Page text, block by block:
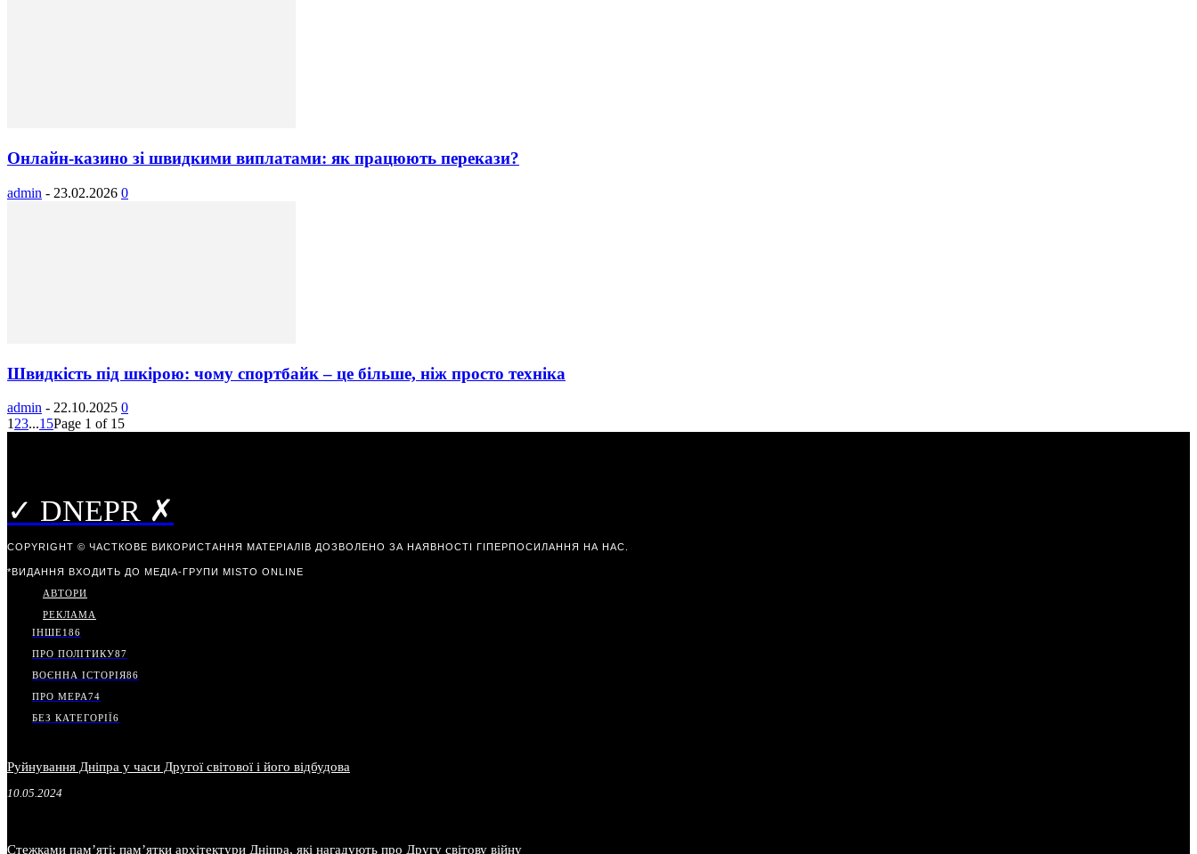
Онлайн-казино зі швидкими виплатами: як працюють перекази?
admin - 23.02.2026 0
Швидкість під шкірою: чому спортбайк – це більше, ніж просто техніка
admin - 22.10.2025 0
1 23...15Page 1 of 15
✓ DNEPR ✗
COPYRIGHT © ЧАСТКОВЕ ВИКОРИСТАННЯ МАТЕРІАЛІВ ДОЗВОЛЕНО ЗА НАЯВНОСТІ ГІПЕРПОСИЛАННЯ НА НАС.
*ВИДАННЯ ВХОДИТЬ ДО МЕДІА-ГРУПИ MISTO ONLINE
АВТОРИ
РЕКЛАМА
ІНШЕ186
ПРО ПОЛІТИКУ87
ВОЄННА ІСТОРІЯ86
ПРО МЕРА74
БЕЗ КАТЕГОРІЇ6
Руйнування Дніпра у часи Другої світової і його відбудова
10.05.2024
Стежками пам’яті: пам’ятки архітектури Дніпра, які нагадують про Другу світову війну